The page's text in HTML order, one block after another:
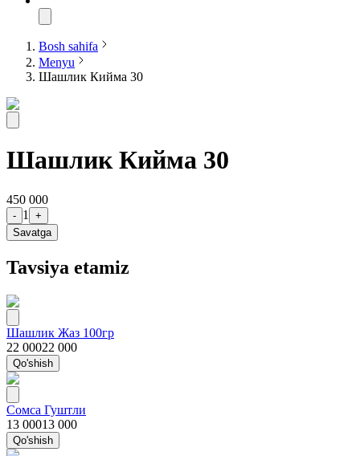
Bosh sahifa
Menyu
Шашлик Кийма 30
Шашлик Кийма 30
450 000
- 1
+
Savatga
Tavsiya etamiz
Шашлик Жаз 100гр
22 00022 000
Qo'shish
Сомса Гуштли
13 00013 000
Qo'shish